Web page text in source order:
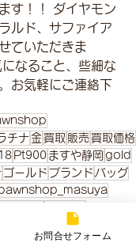
す！！ ダイヤモン
ルド、サファイア
ていただきま
なること、些細な
お気軽にご連絡下
チナ 金 買取 販売 買取価格
Pt900 ますや静岡 gold
ゴールド ブランド バッグ
お問合せフォーム